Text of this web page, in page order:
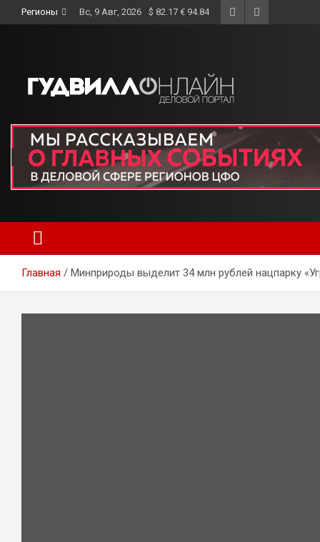
to
Регионы Вс, 9 Авг, 2026 $ 82.17 € 94.84
Главная Минприроды выделит 34 млн рублей нацпарку